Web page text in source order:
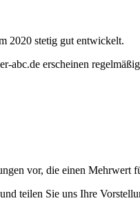
2020 stetig gut entwickelt.
abc.de erscheinen
vor, die einen Mehrwert
teilen Sie uns Ihre